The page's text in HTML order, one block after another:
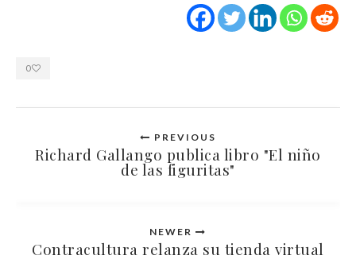
0
PREVIOUS
Richard Gallango publica libro "El niño
de las figuritas"
NEWER
Contracultura relanza su tienda virtual